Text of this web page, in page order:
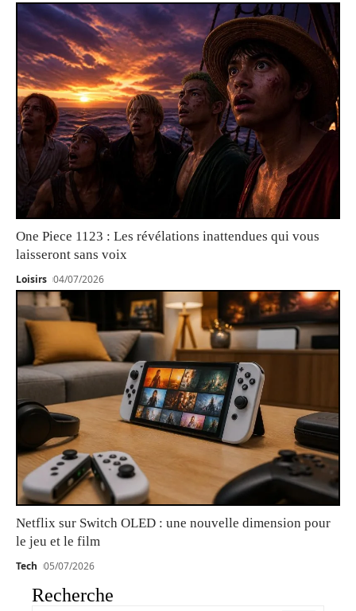
One Piece 1123 : Les révélations inattendues qui vous
laisseront sans voix
Loisirs 04/07/2026
Netflix sur Switch OLED : une nouvelle dimension pour
le jeu et le film
Tech 05/07/2026
Recherche